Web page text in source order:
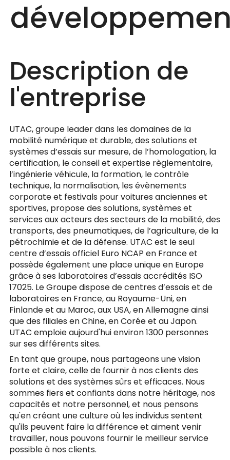
Description de
l'entreprise
UTAC, groupe leader dans les domaines de la
mobilité numérique et durable, des solutions et
systèmes d’essais sur mesure, de l’homologation, la
certification, le conseil et expertise règlementaire,
l’ingénierie véhicule, la formation, le contrôle
technique, la normalisation, les évènements
corporate et festivals pour voitures anciennes et
sportives, propose des solutions, systèmes et
services aux acteurs des secteurs de la mobilité, des
transports, des pneumatiques, de l’agriculture, de la
pétrochimie et de la défense. UTAC est le seul
centre d’essais officiel Euro NCAP en France et
possède également une place unique en Europe
grâce à ses laboratoires d’essais accrédités ISO
17025. Le Groupe dispose de centres d’essais et de
laboratoires en France, au Royaume-Uni, en
Finlande et au Maroc, aux USA, en Allemagne ainsi
que des filiales en Chine, en Corée et au Japon.
UTAC emploie aujourd'hui environ 1300 personnes
sur ses différents sites.
En tant que groupe, nous partageons une vision
forte et claire, celle de fournir à nos clients des
solutions et des systèmes sûrs et efficaces. Nous
sommes fiers et confiants dans notre héritage, nos
capacités et notre personnel, et nous pensons
qu'en créant une culture où les individus sentent
qu'ils peuvent faire la différence et aiment venir
travailler, nous pouvons fournir le meilleur service
possible à nos clients.